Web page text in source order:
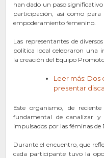
han dado un paso
participación, así como
empoderamiento femenino.
Las representantes de
política local celebraron una
la creación del Equipo
Leer más: Dos
presentar
Este organismo, de
fundamental de canalizar y
impulsados por las féminas de
Durante el encuentro, que
cada participante tuvo la